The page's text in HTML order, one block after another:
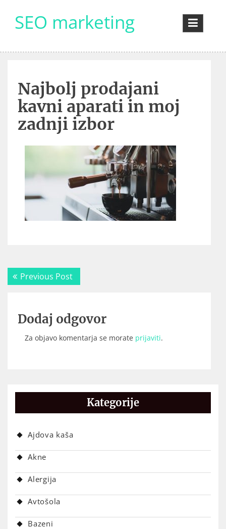
contentSEO marketing
Najbolj prodajani
kavni aparati in moj
zadnji izbor
Navigacija
prispevka
Previous PostPrevious
post:
Dodaj odgovor
Za objavo komentarja se morate prijaviti.
Kategorije
Ajdova kaša
Akne
Alergija
Avtošola
Bazeni